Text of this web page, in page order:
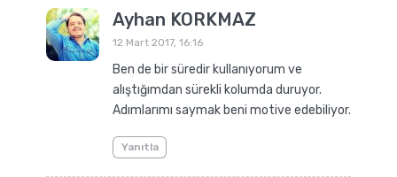
Ayhan KORKMAZ
12 Mart 2017, 16:16
Ben de bir süredir kullanıyorum ve
alıştığımdan sürekli kolumda duruyor.
Adımlarımı saymak beni motive edebiliyor.
Yanıtla